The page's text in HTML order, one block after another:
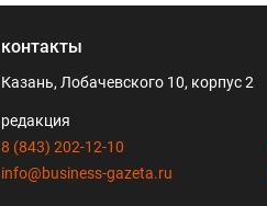
контакты
Казань, Лобачевского 10, корпус 2
редакция
8 (843) 202-12-10
info@business-gazeta.ru